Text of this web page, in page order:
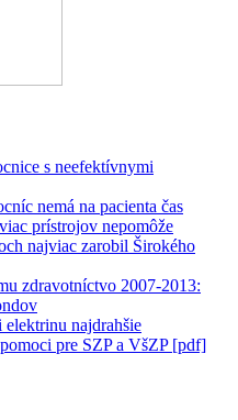
s neefektívnymi
nemá na pacienta čas
prístrojov nepomôže
najviac zarobil Širokého
zdravotníctvo 2007-2013:
najdrahšie
pre SZP a VšZP [pdf]